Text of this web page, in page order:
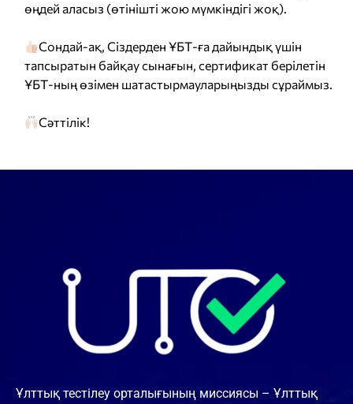
өңдей аласыз (өтінішті жою мүмкіндігі жоқ).
Сондай-ақ, Сіздерден ҰБТ-ға дайындық үшін
тапсыратын байқау сынағын, сертификат берілетін
ҰБТ-ның өзімен шатастырмауларыңызды сұраймыз.
Сәттілік!
Ұлттық тестілеу орталығының миссиясы – Ұлттық